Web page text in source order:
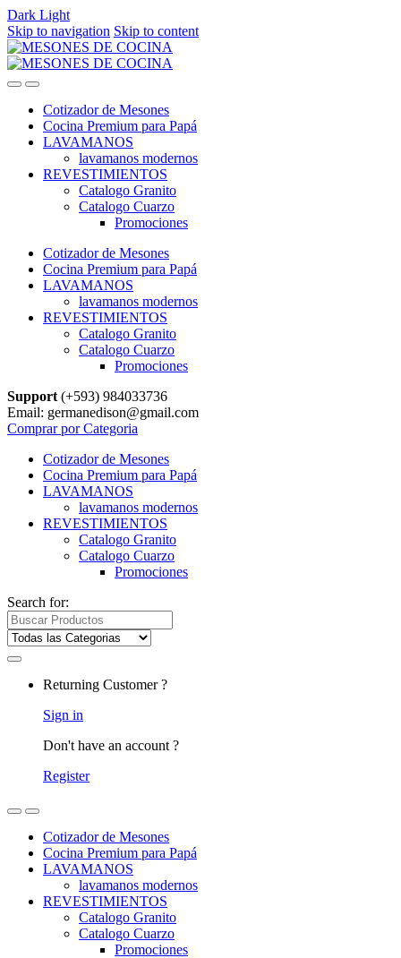
Dark Light
Skip to navigation Skip to content
Cotizador de Mesones
Cocina Premium para Papá
LAVAMANOS
lavamanos modernos
REVESTIMIENTOS
Catalogo Granito
Catalogo Cuarzo
Promociones
Cotizador de Mesones
Cocina Premium para Papá
LAVAMANOS
lavamanos modernos
REVESTIMIENTOS
Catalogo Granito
Catalogo Cuarzo
Promociones
Support (+593) 984033736
Email: germanedison@gmail.com
Comprar por Categoria
Cotizador de Mesones
Cocina Premium para Papá
LAVAMANOS
lavamanos modernos
REVESTIMIENTOS
Catalogo Granito
Catalogo Cuarzo
Promociones
Search for:
Returning Customer ?
Sign in
Don't have an account ?
Register
Cotizador de Mesones
Cocina Premium para Papá
LAVAMANOS
lavamanos modernos
REVESTIMIENTOS
Catalogo Granito
Catalogo Cuarzo
Promociones